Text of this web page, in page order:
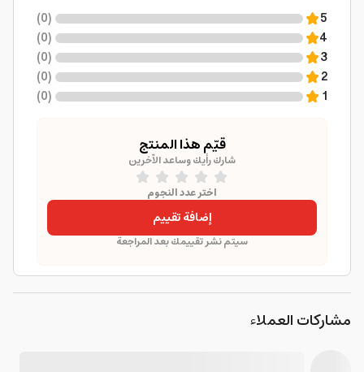
5
(
0
)
4
(
0
)
3
(
0
)
2
(
0
)
1
(
0
)
قيّم هذا المنتج
شارك رأيك وساعد الآخرين
اختر عدد النجوم
إضافة تقييم
سيتم نشر تقييمك بعد المراجعة
مشاركات العملاء